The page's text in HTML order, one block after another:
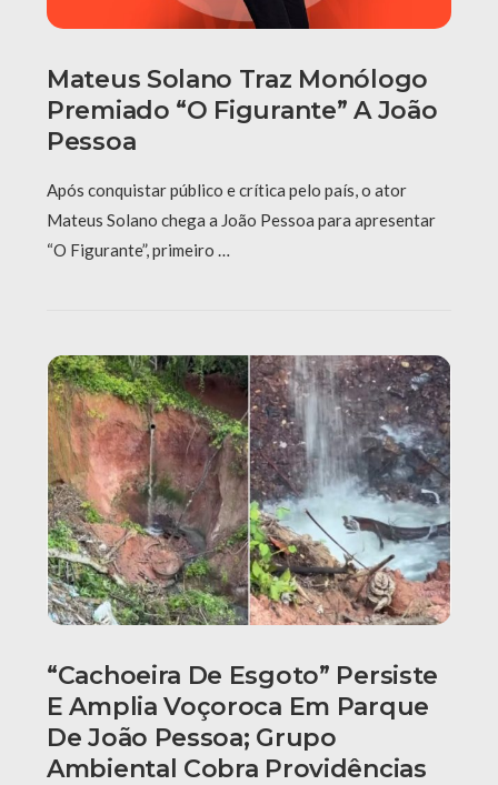
Mateus Solano Traz Monólogo
Premiado “O Figurante” A João
Pessoa
Após conquistar público e crítica pelo país, o ator
Mateus Solano chega a João Pessoa para apresentar
“O Figurante”, primeiro …
“Cachoeira De Esgoto” Persiste
E Amplia Voçoroca Em Parque
De João Pessoa; Grupo
Ambiental Cobra Providências